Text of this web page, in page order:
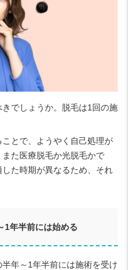
でしょうか。脱毛は1回の施
とで、ようやく自己処理が
た医療脱毛か光脱毛かで
た時期が異なるため、それ
1年半前には始める
年～1年半前には施術を受け